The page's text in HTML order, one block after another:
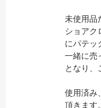
未使用品
ショアク
にパテッ
一緒に売
となり、
使用済み
頂きます。